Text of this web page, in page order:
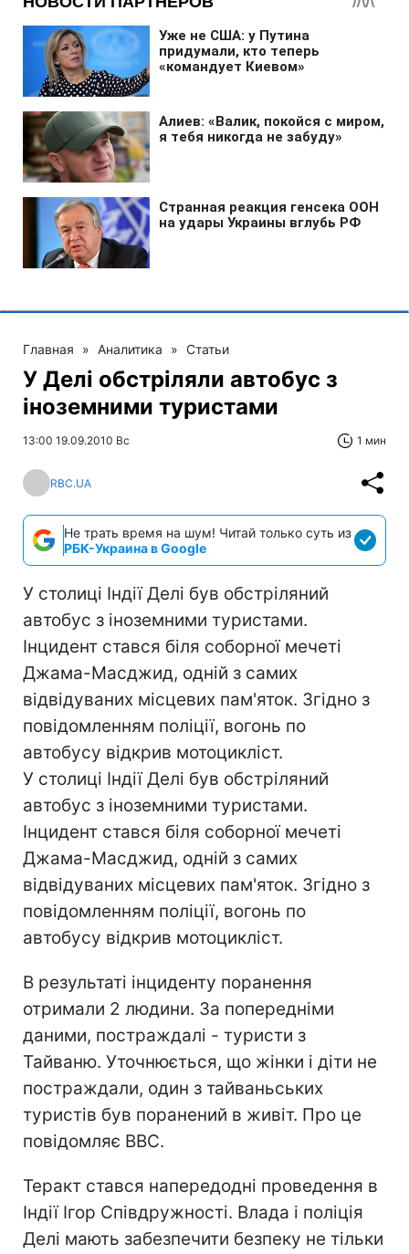
Главная » Аналитика » Статьи
У Делі обстріляли автобус з
іноземними туристами
13:00 19.09.2010 Вс 1 мин
RBC.UA
Не трать время на шум! Читай только суть из
РБК-Украина в Google
У столиці Індії Делі був обстріляний
автобус з іноземними туристами.
Інцидент стався біля соборної мечеті
Джама-Масджид, одній з самих
відвідуваних місцевих пам'яток. Згідно з
повідомленням поліції, вогонь по
автобусу відкрив мотоцикліст.
У столиці Індії Делі був обстріляний
автобус з іноземними туристами.
Інцидент стався біля соборної мечеті
Джама-Масджид, одній з самих
відвідуваних місцевих пам'яток. Згідно з
повідомленням поліції, вогонь по
автобусу відкрив мотоцикліст.
В результаті інциденту поранення
отримали 2 людини. За попередніми
даними, постраждалі - туристи з
Тайваню. Уточнюється, що жінки і діти не
постраждали, один з тайваньських
туристів був поранений в живіт. Про це
повідомляє ВВС.
Теракт стався напередодні проведення в
Індії Ігор Співдружності. Влада і поліція
Делі мають забезпечити безпеку не тільки